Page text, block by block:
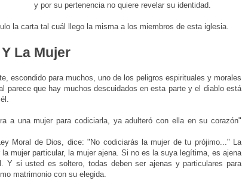
y por su pertenencia no quiere revelar su identidad.
la carta tal cuál llego la misma a los miembros de esta iglesia.
La Mujer
escondido para muchos, uno de los peligros espirituales y morales
parece que hay muchos descuidados en esta parte y el diablo está
a una mujer para codiciarla, ya adulteró con ella en su corazón"
Moral de Dios, dice: "No codiciarás la mujer de tu prójimo..." La
mujer particular, la mujer ajena. Si no es la suya legítima, es ajena
Y si usted es soltero, todas deben ser ajenas y particulares para
matrimonio con su elegida.